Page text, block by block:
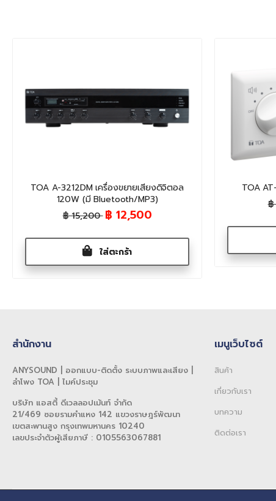
TOA A-3212DM เครื่องขยายเสียงดิจิตอล
120W (มี Bluetooth/MP3)
฿ 15,200 ฿ 12,500
ใส่ตะกร้า
TOA
สำนักงาน
ANYSOUND | ออกแบบ-ติดตั้ง ระบบภาพและเสียง |
ลำโพง TOA | ไมค์ประชุม
บริษัท แอสตี้ ดีเวลลอปเม้นท์ จำกัด
21/469 ซอยรามคำแหง 142 แขวงราษฎร์พัฒนา
เขตสะพานสูง กรุงเทพมหานคร 10240
เลขประจำตัวผู้เสียภาษี : 0105563067881
เมนูเว็บไซต์
สินค้า
เกี่ยวกับเรา
บทความ
ติดต่อเรา